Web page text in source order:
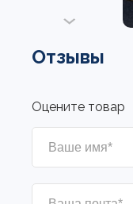
Отзывы
Оцените товар